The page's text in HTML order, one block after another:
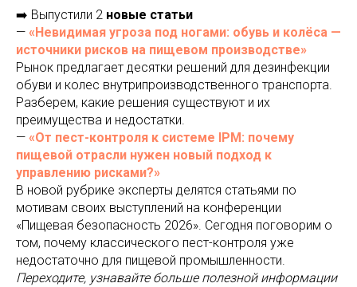
➡️ Выпустили 2 новые статьи
— «Невидимая угроза под ногами: обувь и колёса —
источники рисков на пищевом производстве»
Рынок предлагает десятки решений для дезинфекции
обуви и колес внутрипроизводственного транспорта.
Разберем, какие решения существуют и их
преимущества и недостатки.
— «От пест-контроля к системе IPM: почему
пищевой отрасли нужен новый подход к
управлению рисками?»
В новой рубрике эксперты делятся статьями по
мотивам своих выступлений на конференции
«Пищевая безопасность 2026». Сегодня поговорим о
том, почему классического пест-контроля уже
недостаточно для пищевой промышленности.
Переходите, узнавайте больше полезной информации